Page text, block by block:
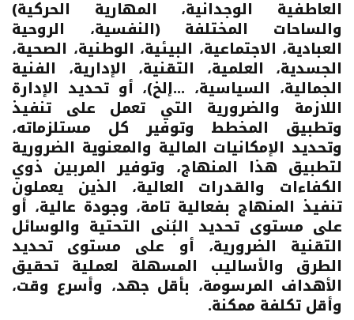
العاطفية الوجدانية، المهارية الحركية)
والساحات المختلفة (النفسية، الروحية
العبادية، الاجتماعية، البيئية، الوطنية، الصحية،
الجسدية، العلمية، التقنية، الإدارية، الفنية
الجمالية، السياسية، ...إلخ)، أو تحديد الإدارة
اللازمة والضرورية التي تعمل على تنفيذ
وتطبيق المخطط وتوفير كل مستلزماته،
وتحديد الإمكانيات المالية والمعنوية الضرورية
لتطبيق هذا المنهاج، وتوفير المربين ذوي
الكفاءات والقدرات العالية، الذين يعملون
تنفيذ المنهاج بفعالية تامة، وجودة عالية، أو
على مستوى تحديد البُنى التحتية والوسائل
التقنية الضرورية، أو على مستوى تحديد
الطرق والأساليب المسهلة لعملية تحقيق
الأهداف المرسومة، بأقل جهد، وأسرع وقت،
وأقل تكلفة ممكنة.